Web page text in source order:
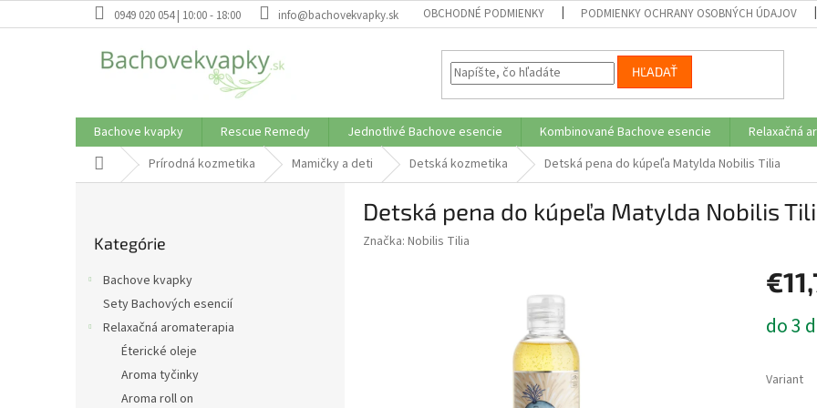
na
0949 020 054 | 10:00 - 18:00 info@bachovekvapky.sk OBCHODNÉ PODMIENKY PODMIENKY OCHRANY OSOBNÝCH ÚDAJOV
HĽADAŤ
Bachove kvapky Rescue Remedy Jednotlivé Bachove esencie Kombinované Bachove esencie Relaxačná
DomovPrírodná kozmetika Mamičky a deti Detská kozmetika Detská pena do kúpeľa Matylda Nobilis Tilia
kategórie
Kategórie
Bachove kvapky
Sety Bachových esencií
Relaxačná aromaterapia
Éterické oleje
Aroma tyčinky
Aroma roll on
Detská pena do kúpeľa Matylda Nobilis
Značka: Nobilis Tilia
cena:
do 3
Variant